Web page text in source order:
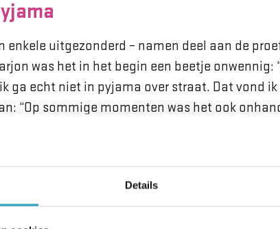
Details
enkele uitgezonderd – namen deel aan de
was het in het begin een beetje onwennig:
ga echt niet in pyjama over straat. Dat vond ik
“Op sommige momenten was het ook
je lange mouwen aanhebt. Nee, dat was niet
met dementie van hoog tot laag niveau.
heeft dat ik in pyjama loop. Eén bewoner
niet dat het een pyjama was, terwijl ik zo’n